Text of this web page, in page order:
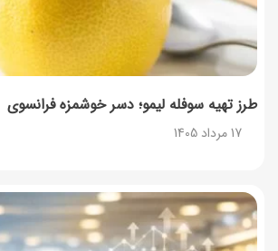
طرز تهیه سوفله لیمو؛ دسر خوشمزه فرانسوی
17 مرداد 1405